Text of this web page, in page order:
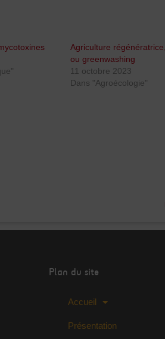
Agriculture
ou greenwashing
11 octobre 2023
Dans "Agroécologie"
Plan du site
Accueil
Présentation